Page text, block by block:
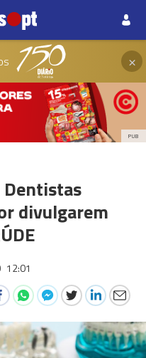
×
PUB
Dentistas
divulgarem
12:01